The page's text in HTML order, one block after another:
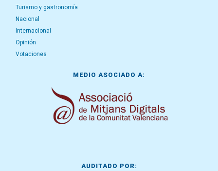
Turismo y gastronomía
Nacional
Internacional
Opinión
Votaciones
MEDIO ASOCIADO A:
AUDITADO POR: